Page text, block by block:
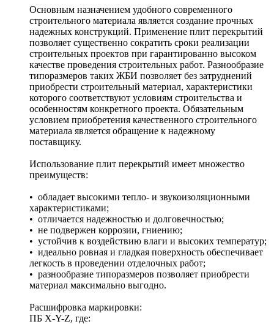
Основным назначением удобного современного
строительного материала является создание прочных
надежных конструкций. Применение плит перекрытий
позволяет существенно сократить сроки реализации
строительных проектов при гарантированно высоком
качестве проведения строительных работ. Разнообразие
типоразмеров таких ЖБИ позволяет без затруднений
приобрести строительный материал, характеристики
которого соответствуют условиям строительства и
особенностям конкретного проекта. Обязательным
условием приобретения качественного строительного
материала является обращение к надежному
поставщику.
Использование плит перекрытий имеет множество
преимуществ:
• обладает высокими тепло- и звукоизоляционными
характеристиками;
• отличается надежностью и долговечностью;
• не подвержен коррозии, гниению;
• устойчив к воздействию влаги и высоких температур;
• идеально ровная и гладкая поверхность обеспечивает
легкость в проведении отделочных работ;
• разнообразие типоразмеров позволяет приобрести
материал максимально выгодно.
Расшифровка маркировки:
ПБ X-Y-Z, где: